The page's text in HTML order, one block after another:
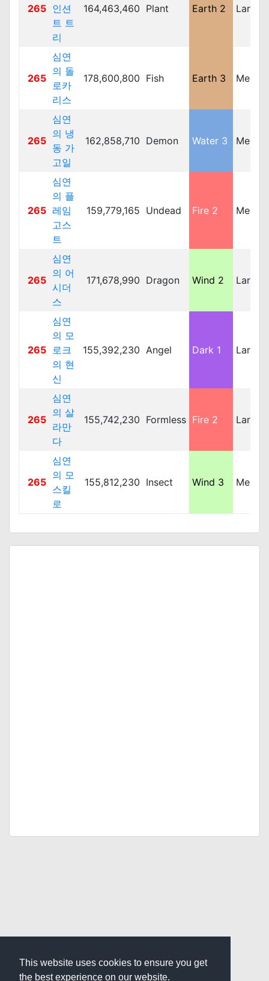
This website uses cookies to ensure you get
the best experience on our website.
265 인션
트 트
리
164,463,460 Plant Earth 2 Large
265
심연
의 돌
로카
리스
178,600,800 Fish Earth 3
265
심연
의 냉
동 가
고일
162,858,710 Demon Water 3
265
심연
의 플
레임
고스
트
159,779,165 Undead Fire 2
265
심연
의 어
시더
스
171,678,990 Dragon Wind 2 Large
265
심연
의 모
로크
의 현
신
155,392,230 Angel Dark 1 Large
265
심연
의 살
라만
다
155,742,230 Formless Fire 2 Large
265
심연
의 모
스킬
로
155,812,230 Insect Wind 3